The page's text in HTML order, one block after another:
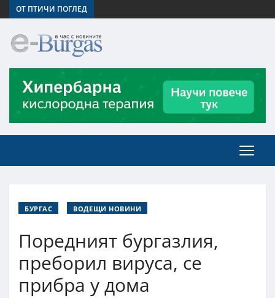
ОТ ПТИЧИ ПОГЛЕД
БУРГАС ВОДЕЩИ НОВИНИ
Поредният бургазлия,
преборил вируса, се
прибра у дома